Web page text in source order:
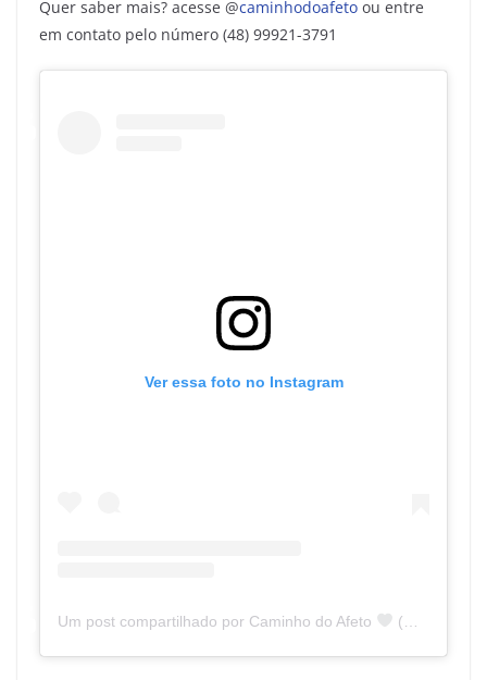
Quer saber mais? acesse @caminhodoafeto ou entre
em contato pelo número (48) 99921-3791
Ver essa foto no Instagram
Um post compartilhado por Caminho do Afeto (@caminhodoafeto)